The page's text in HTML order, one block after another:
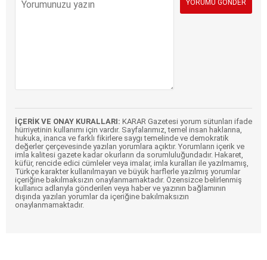
İÇERİK VE ONAY KURALLARI: KARAR Gazetesi yorum sütunları ifade
hürriyetinin kullanımı için vardır. Sayfalarımız, temel insan haklarına,
hukuka, inanca ve farklı fikirlere saygı temelinde ve demokratik
değerler çerçevesinde yazılan yorumlara açıktır. Yorumların içerik ve
imla kalitesi gazete kadar okurların da sorumluluğundadır. Hakaret,
küfür, rencide edici cümleler veya imalar, imla kuralları ile yazılmamış,
Türkçe karakter kullanılmayan ve büyük harflerle yazılmış yorumlar
içeriğine bakılmaksızın onaylanmamaktadır. Özensizce belirlenmiş
kullanıcı adlarıyla gönderilen veya haber ve yazının bağlamının
dışında yazılan yorumlar da içeriğine bakılmaksızın
onaylanmamaktadır.